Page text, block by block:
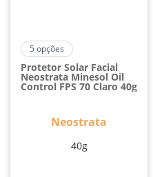
5 opções
Protetor Solar Facial
Neostrata Minesol Oil
Control FPS 70 Claro 40g
Neostrata
40g